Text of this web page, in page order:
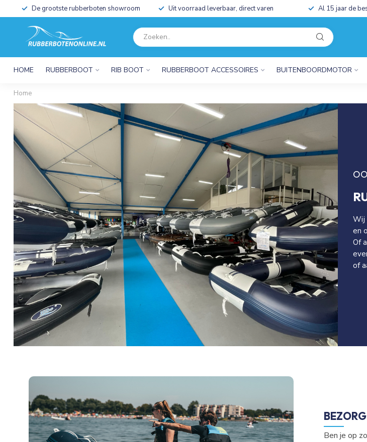
De grootste rubberboten showroom Uit voorraad leverbaar, direct varen Al 15 jaar de
HOME RUBBERBOOT RIB BOOT RUBBERBOOT ACCESSOIRES BUITENBOORDMOTOR
Home
Wij
en
Of
of
Ben je op